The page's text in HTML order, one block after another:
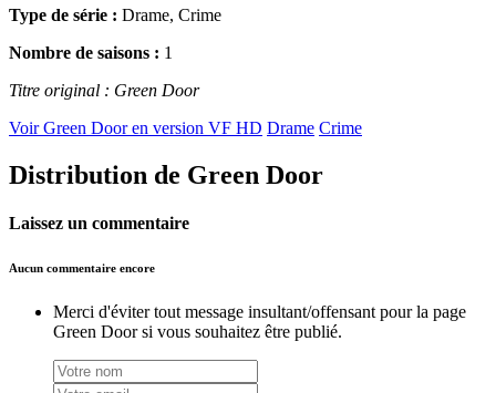
Type de série : Drame, Crime
Nombre de saisons : 1
Titre original : Green Door
Voir Green Door en version VF HD Drame Crime
Distribution de Green Door
Laissez un commentaire
Aucun commentaire encore
Merci d'éviter tout message insultant/offensant pour la page
Green Door si vous souhaitez être publié.